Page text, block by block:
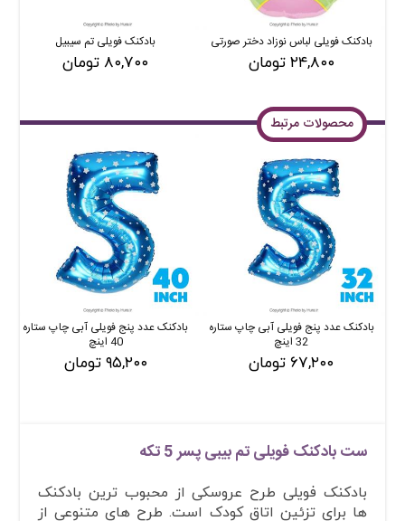
بادکنک فویلی لباس نوزاد دختر صورتی
۲۴,۸۰۰ تومان
بادکنک فویلی تم سیبیل
۸۰,۷۰۰ تومان
محصولات مرتبط
بادکنک عدد پنج فویلی آبی چاپ ستاره
32 اینچ
۶۷,۲۰۰ تومان
بادکنک عدد پنج فویلی آبی چاپ ستاره
40 اینچ
۹۵,۲۰۰ تومان
ست بادکنک فویلی تم بیبی پسر 5 تکه
بادکنک فویلی طرح عروسکی از محبوب ترین بادکنک
ها برای تزئین اتاق کودک است. طرح های متنوعی از